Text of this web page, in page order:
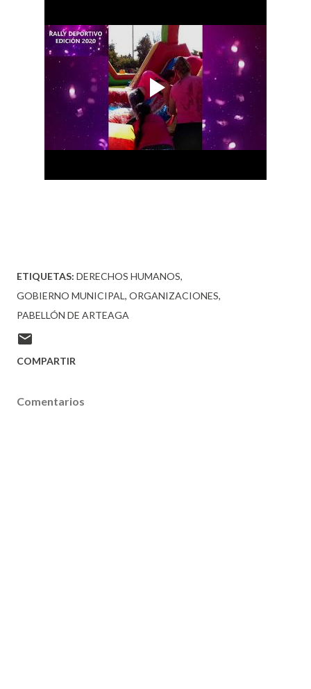
ETIQUETAS: DERECHOS HUMANOS
GOBIERNO MUNICIPAL ORGANIZACIONES
PABELLÓN DE ARTEAGA
COMPARTIR
Comentarios